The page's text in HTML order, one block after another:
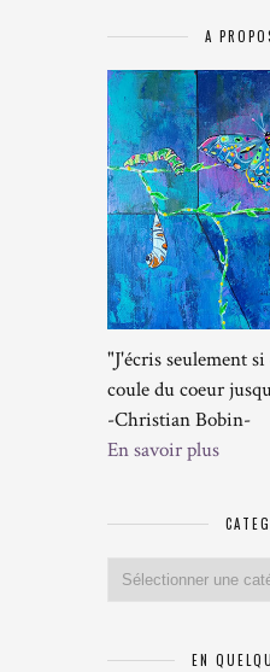
A
"J'écris seulement
coule du coeur
-Christian Bobin-
En savoir plus
Categories
EN